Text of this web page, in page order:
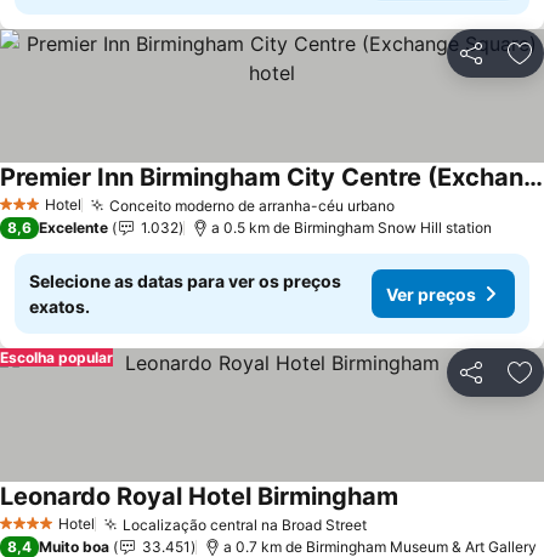
Partilhar
3 EstrelasHotel Conceito moderno de arranha-céu urbano
Premier Inn Birmingham City Centre (Exchange Square) hotel
8,6 Excelente 1.032 a 0.5 km de Birmingham Snow Hill station
Selecione as datas para ver os preços
exatos.
Ver preços
Partilhar
Escolha popular
4 EstrelasHotel Localização central na Broad Street
Leonardo Royal Hotel Birmingham
8,4 Muito boa 33.451 a 0.7 km de Birmingham Museum & Art Gallery